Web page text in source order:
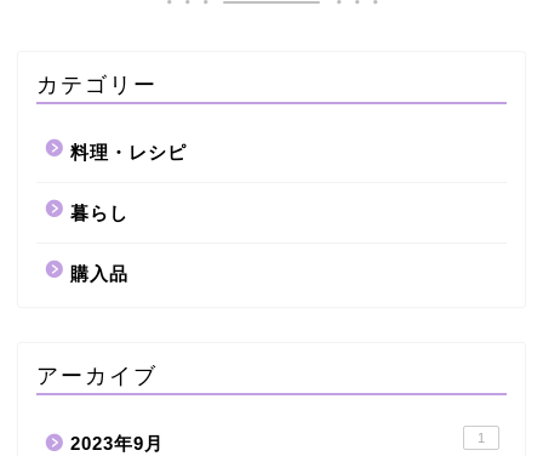
カテゴリー
料理・レシピ
暮らし
購入品
アーカイブ
2023年9月 1